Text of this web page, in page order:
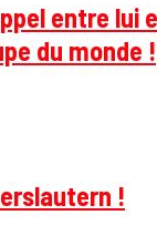
entre
du monde !
!